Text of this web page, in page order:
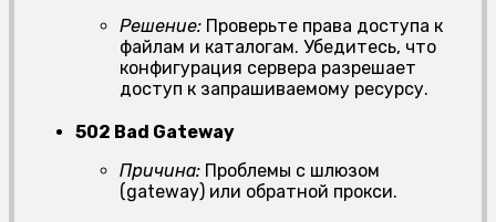
Решение: Проверьте права доступа к
файлам и каталогам. Убедитесь, что
конфигурация сервера разрешает
доступ к запрашиваемому ресурсу.
502 Bad Gateway
Причина: Проблемы с шлюзом
(gateway) или обратной прокси.